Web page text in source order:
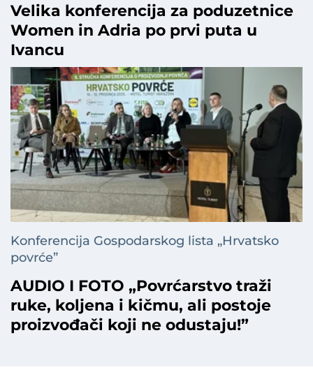
Velika konferencija za poduzetnice
Women in Adria po prvi puta u
Ivancu
Konferencija Gospodarskog lista „Hrvatsko
povrće”
AUDIO I FOTO „Povrćarstvo traži
ruke, koljena i kičmu, ali postoje
proizvođači koji ne odustaju!”